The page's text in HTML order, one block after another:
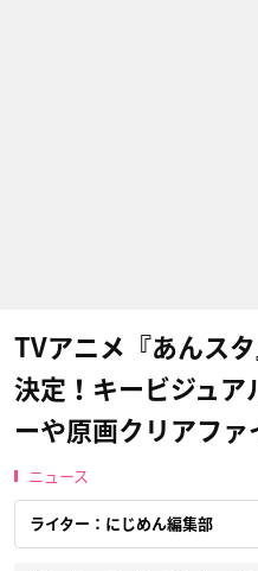
TVアニメ『あんス
決定！キービジュア
ーや原画クリアファ
ニュース
ライター：にじめん編集部